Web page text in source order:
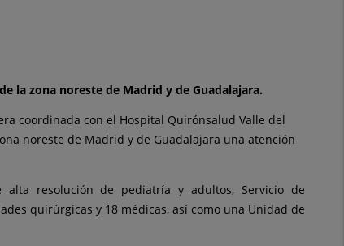
la zona noreste de Madrid y de Guadalajara.
coordinada con el Hospital Quirónsalud Valle del
noreste de Madrid y de Guadalajara una atención
resolución de pediatría y adultos, Servicio de
quirúrgicas y 18 médicas, así como una Unidad de